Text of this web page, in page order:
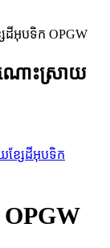
ណោះស្រាយ
ខ្សែដីអុបទិក